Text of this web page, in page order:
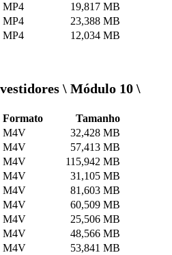
MP4
19,817 MB
MP4
23,388 MB
MP4 12,034 MB
\ Módulo 10 \
Formato
Tamanho
M4V
32,428 MB
M4V
57,413 MB
M4V
115,942 MB
M4V
31,105 MB
M4V
81,603 MB
M4V
60,509 MB
M4V
25,506 MB
M4V
48,566 MB
M4V
53,841 MB